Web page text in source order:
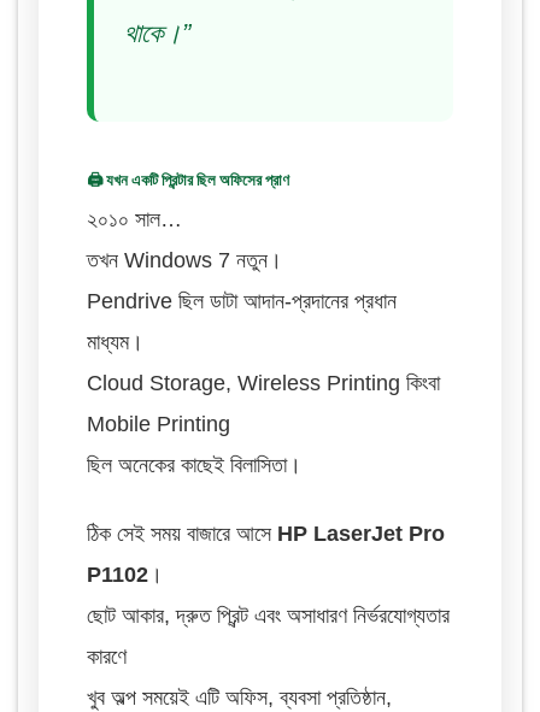
থাকে।”
🖨️ যখন একটি প্রিন্টার ছিল অফিসের প্রাণ
২০১০ সাল…
তখন Windows 7 নতুন।
Pendrive ছিল ডাটা আদান-প্রদানের প্রধান
মাধ্যম।
Cloud Storage, Wireless Printing কিংবা
Mobile Printing
ছিল অনেকের কাছেই বিলাসিতা।
ঠিক সেই সময় বাজারে আসে HP LaserJet Pro
P1102।
ছোট আকার, দ্রুত প্রিন্ট এবং অসাধারণ নির্ভরযোগ্যতার
কারণে
খুব অল্প সময়েই এটি অফিস, ব্যবসা প্রতিষ্ঠান,